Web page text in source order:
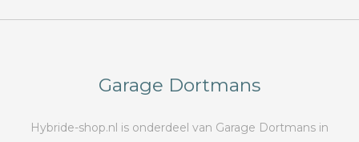
Garage Dortmans
Hybride-shop.nl is onderdeel van Garage Dortmans in